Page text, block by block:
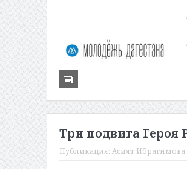
Три подвига Героя
Публикация: Асият Ибрагимова